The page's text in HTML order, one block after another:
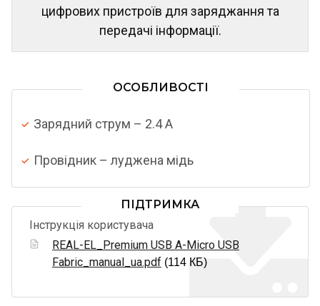
цифрових пристроїв для заряджання та
передачі інформації.
ОСОБЛИВОСТІ
Зарядний струм – 2.4 A
Провідник – луджена мідь
ПІДТРИМКА
Інструкція користувача
REAL-EL_Premium USB A-Micro USB
Fabric_manual_ua.pdf (114 КБ)